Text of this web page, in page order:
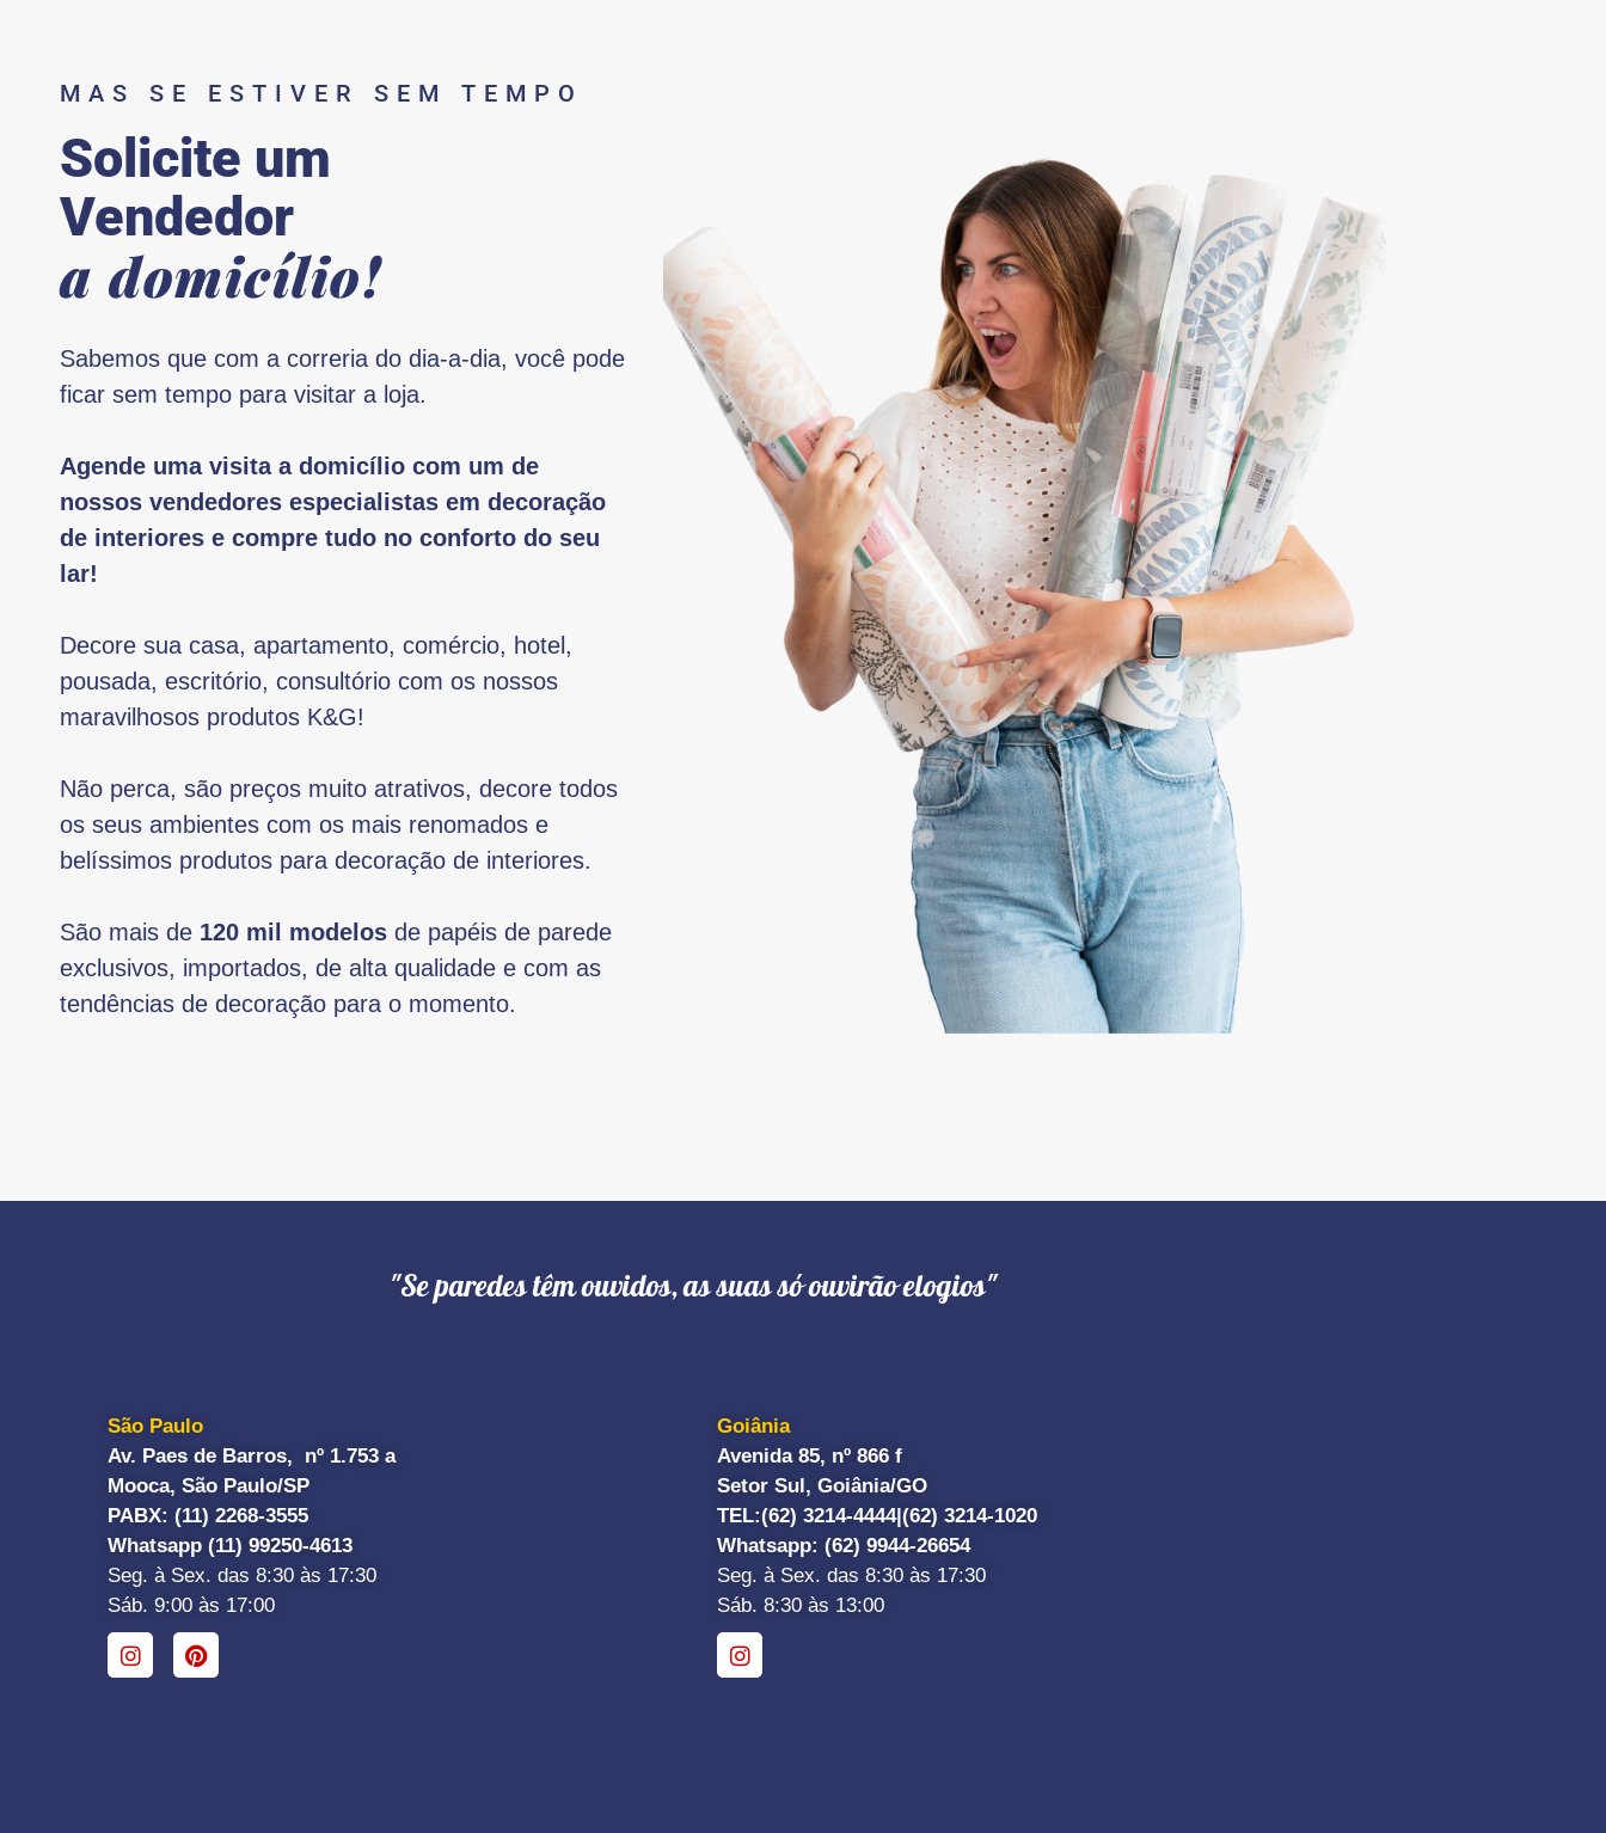
MAS SE ESTIVER SEM TEMPO
Solicite um
Vendedor
a domicílio!
Sabemos que com a correria do dia-a-dia, você pode
ficar sem tempo para visitar a loja.
Agende uma visita a domicílio com um de
nossos vendedores especialistas em decoração
de interiores e compre tudo no conforto do seu
lar!
Decore sua casa, apartamento, comércio, hotel,
pousada, escritório, consultório com os nossos
maravilhosos produtos K&G!
Não perca, são preços muito atrativos, decore todos
os seus ambientes com os mais renomados e
belíssimos produtos para decoração de interiores.
São mais de 120 mil modelos de papéis de parede
exclusivos, importados, de alta qualidade e com as
tendências de decoração para o momento.
"Se paredes têm ouvidos, as suas só ouvirão elogios"
São Paulo
Av. Paes de Barros, nº 1.753 a
Mooca, São Paulo/SP
PABX: (11) 2268-3555
Whatsapp (11) 99250-4613
Seg. à Sex. das 8:30 às 17:30
Sáb. 9:00 às 17:00
Goiânia
Avenida 85, nº 866 f
Setor Sul, Goiânia/GO
TEL:(62) 3214-4444|(62) 3214-1020
Whatsapp: (62) 9944-26654
Seg. à Sex. das 8:30 às 17:30
Sáb. 8:30 às 13:00